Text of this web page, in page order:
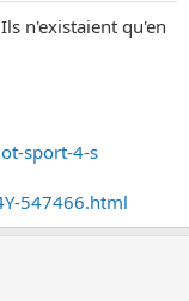
n'existaient qu'en
sport-4-s
547466.html